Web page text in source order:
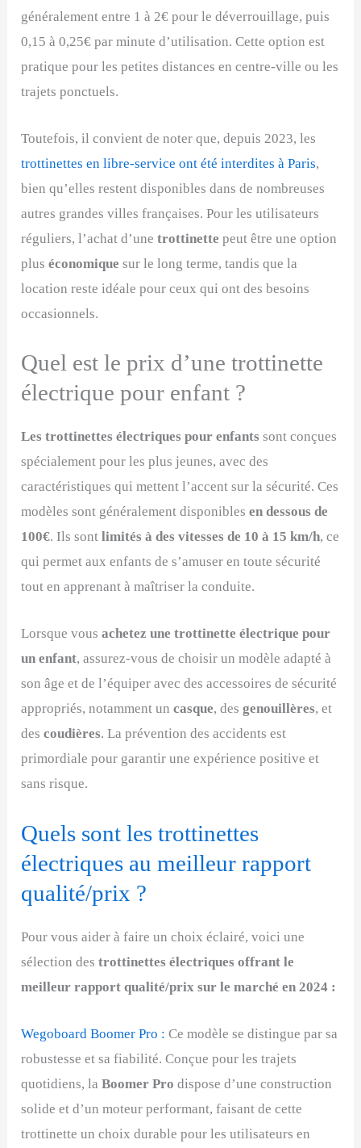
généralement entre 1 à 2€ pour le déverrouillage, puis
0,15 à 0,25€ par minute d’utilisation. Cette option est
pratique pour les petites distances en centre-ville ou les
trajets ponctuels.
Toutefois, il convient de noter que, depuis 2023, les
trottinettes en libre-service ont été interdites à Paris,
bien qu’elles restent disponibles dans de nombreuses
autres grandes villes françaises. Pour les utilisateurs
réguliers, l’achat d’unetrottinette peut être une option
pluséconomique sur le long terme, tandis que la
location reste idéale pour ceux qui ont des besoins
occasionnels.
Quel est le prix d’une trottinette
électrique pour enfant ?
Les trottinettes électriques pour enfantssont conçues
spécialement pour les plus jeunes, avec des
caractéristiques qui mettent l’accent sur la sécurité. Ces
modèles sont généralement disponiblesen dessous de
100€. Ils sontlimités à des vitesses de 10 à 15 km/h, ce
qui permet aux enfants de s’amuser en toute sécurité
tout en apprenant à maîtriser la conduite.
Lorsque vousachetez une trottinette électrique pour
un enfant, assurez-vous de choisir un modèle adapté à
son âge et de l’équiper avec des accessoires de sécurité
appropriés, notamment uncasque, desgenouillères, et
descoudières. La prévention des accidents est
primordiale pour garantir une expérience positive et
sans risque.
Quels sont les trottinettes
électriques au meilleur rapport
qualité/prix ?
Pour vous aider à faire un choix éclairé, voici une
sélection destrottinettes électriques offrant le
meilleur rapport qualité/prix sur le marché en 2024 :
Wegoboard Boomer Pro : Ce modèle se distingue par sa
robustesse et sa fiabilité. Conçue pour les trajets
quotidiens, laBoomer Pro dispose d’une construction
solide et d’un moteur performant, faisant de cette
trottinette un choix durable pour les utilisateurs en